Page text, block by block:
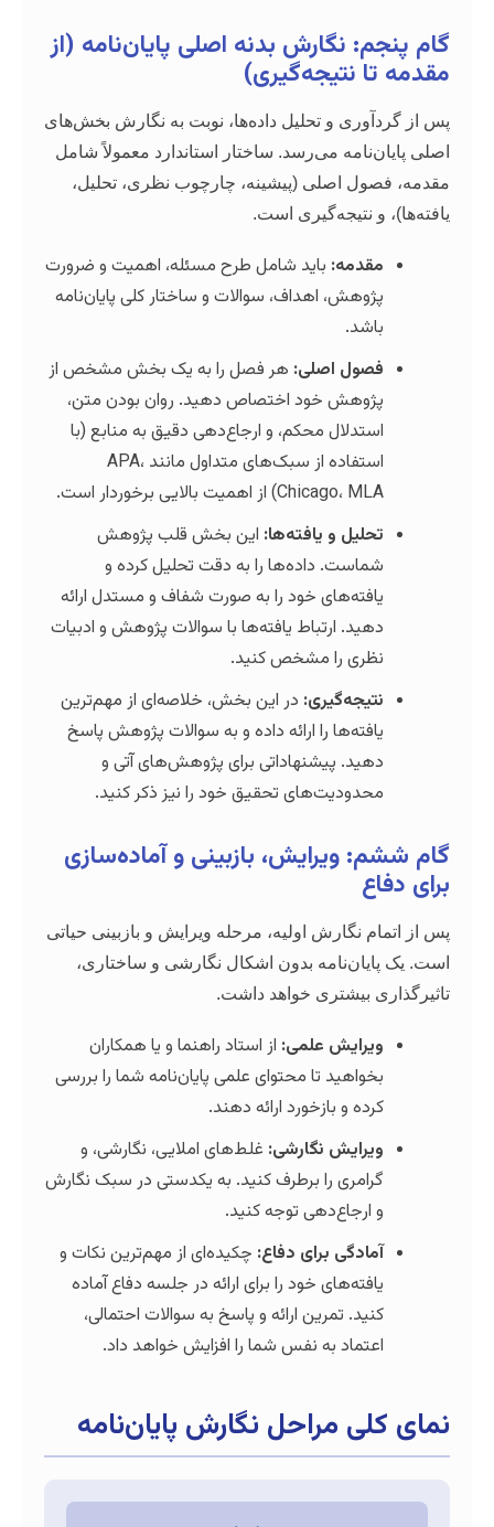
نگارش بدنه اصلی پایان‌نامه (از
نتیجه‌گیری)
و تحلیل داده‌ها، نوبت به نگارش بخش‌های
می‌رسد. ساختار استاندارد معمولاً شامل
اصلی (پیشینه، چارچوب نظری، تحلیل،
نتیجه‌گیری است.
باید شامل طرح مسئله، اهمیت و ضرورت
اهداف، سوالات و ساختار کلی پایان‌نامه
هر فصل را به یک بخش مشخص از
خود اختصاص دهید. روان بودن متن،
محکم، و ارجاع‌دهی دقیق به منابع (با
استفاده از سبک‌های متداول مانند APA،
و یافته‌ها: این بخش قلب پژوهش
داده‌ها را به دقت تحلیل کرده و
خود را به صورت شفاف و مستدل ارائه
ارتباط یافته‌ها با سوالات پژوهش و ادبیات
را مشخص کنید.
در این بخش، خلاصه‌ای از مهم‌ترین
را ارائه داده و به سوالات پژوهش پاسخ
پیشنهاداتی برای پژوهش‌های آتی و
تحقیق خود را نیز ذکر کنید.
ویرایش، بازبینی و آماده‌سازی
نگارش اولیه، مرحله ویرایش و بازبینی حیاتی
بدون اشکال نگارشی و ساختاری،
بیشتری خواهد داشت.
از استاد راهنما و یا همکاران
تا محتوای علمی پایان‌نامه شما را بررسی
و بازخورد ارائه دهند.
نگارشی: غلط‌های املایی، نگارشی، و
را برطرف کنید. به یکدستی در سبک نگارش
توجه کنید.
برای دفاع:چکیده‌ای از مهم‌ترین نکات و
خود را برای ارائه در جلسه دفاع آماده
تمرین ارائه و پاسخ به سوالات احتمالی،
به نفس شما را افزایش خواهد داد.
مراحل نگارش پایان‌نامه